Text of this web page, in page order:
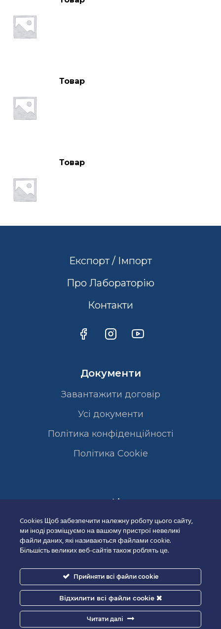
Товар
Товар
Експорт / Імпорт
Про Лабораторію
Контакти
Документи
Завантажити договір
Усі документи
Політика конфіденційності
Полiтика Cookie
Сертифікати
Cookies Щоб забезпечити належну роботу цього сайту,
ми іноді розміщуємо на вашому пристрої невеликі
файли даних, які називаються файлами cookie.
Більшість великих веб-сайтів також роблять це.
Прийняти всі файли cookie
Відхилити всі файли cookie
Читати далі